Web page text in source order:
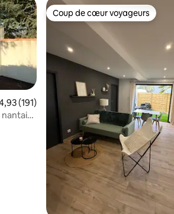
moyenne de 4,93 sur 5, 191
(191)
Coup de cœur voyageurs
Coup de cœur voyageurs